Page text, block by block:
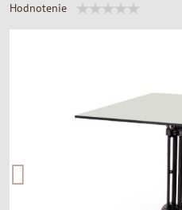
Hodnotenie